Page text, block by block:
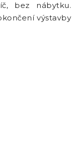
bez nábytku.
výstavby